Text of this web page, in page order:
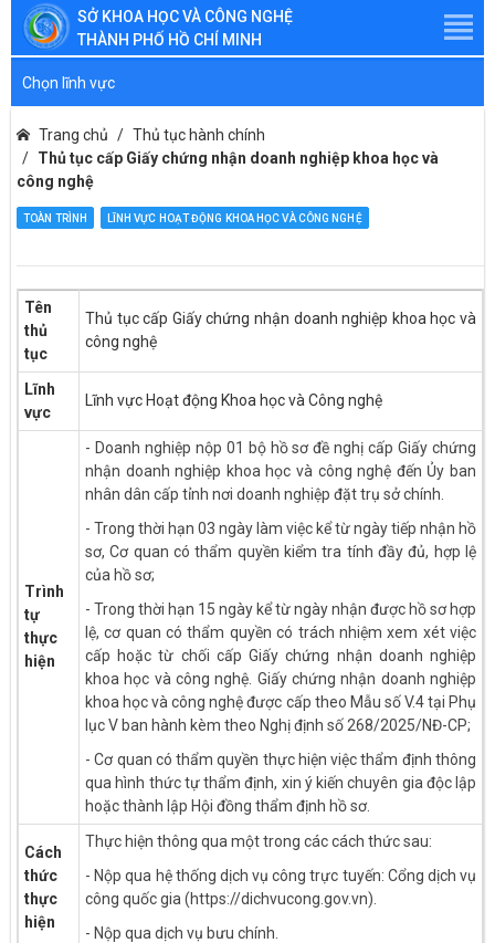
SỞ KHOA HỌC VÀ CÔNG NGHỆ
THÀNH PHỐ HỒ CHÍ MINH
Chọn lĩnh vực
Trang chủ
Thủ tục hành chính
Thủ tục cấp Giấy chứng nhận doanh nghiệp khoa học và
công nghệ
TOÀN TRÌNH LĨNH VỰC HOẠT ĐỘNG KHOA HỌC VÀ CÔNG NGHỆ
Tên
thủ
tục
Thủ tục cấp Giấy chứng nhận doanh nghiệp khoa học và
công nghệ
Lĩnh
vực
Lĩnh vực Hoạt động Khoa học và Công nghệ
Trình
tự
thực
hiện
- Doanh nghiệp nộp 01 bộ hồ sơ đề nghị cấp Giấy chứng
nhận doanh nghiệp khoa học và công nghệ đến Ủy ban
nhân dân cấp tỉnh nơi doanh nghiệp đặt trụ sở chính.
- Trong thời hạn 03 ngày làm việc kể từ ngày tiếp nhận hồ
sơ, Cơ quan có thẩm quyền kiểm tra tính đầy đủ, hợp lệ
của hồ sơ;
- Trong thời hạn 15 ngày kể từ ngày nhận được hồ sơ hợp
lệ, cơ quan có thẩm quyền có trách nhiệm xem xét việc
cấp hoặc từ chối cấp Giấy chứng nhận doanh nghiệp
khoa học và công nghệ. Giấy chứng nhận doanh nghiệp
khoa học và công nghệ được cấp theo Mẫu số V.4 tại Phụ
lục V ban hành kèm theo Nghị định số 268/2025/NĐ-CP;
- Cơ quan có thẩm quyền thực hiện việc thẩm định thông
qua hình thức tự thẩm định, xin ý kiến chuyên gia độc lập
hoặc thành lập Hội đồng thẩm định hồ sơ.
Cách
thức
thực
hiện
Thực hiện thông qua một trong các cách thức sau:
- Nộp qua hệ thống dịch vụ công trực tuyến: Cổng dịch vụ
công quốc gia (https://dichvucong.gov.vn).
- Nộp qua dịch vụ bưu chính.